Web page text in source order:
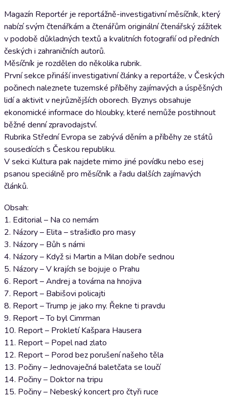
Magazín Reportér je reportážně-investigativní měsíčník, který
nabízí svým čtenářkám a čtenářům originální čtenářský zážitek
v podobě důkladných textů a kvalitních fotografií od předních
českých i zahraničních autorů.
Měsíčník je rozdělen do několika rubrik.
První sekce přináší investigativní články a reportáže, v Českých
počinech naleznete tuzemské příběhy zajímavých a úspěšných
lidí a aktivit v nejrůznějších oborech. Byznys obsahuje
ekonomické informace do hloubky, které nemůže postihnout
běžné denní zpravodajství.
Rubrika Střední Evropa se zabývá děním a příběhy ze států
sousedících s Českou republiku.
V sekci Kultura pak najdete mimo jiné povídku nebo esej
psanou speciálně pro měsíčník a řadu dalších zajímavých
článků.
Obsah:
1. Editorial – Na co nemám
2. Názory – Elita – strašidlo pro masy
3. Názory – Bůh s námi
4. Názory – Když si Martin a Milan dobře sednou
5. Názory – V krajích se bojuje o Prahu
6. Report – Andrej a továrna na hnojiva
7. Report – Babišovi policajti
8. Report – Trump je jako my. Řekne ti pravdu
9. Report – To byl Cimrman
10. Report – Prokletí Kašpara Hausera
11. Report – Popel nad zlato
12. Report – Porod bez porušení našeho těla
13. Počiny – Jednovaječná baletčata se loučí
14. Počiny – Doktor na tripu
15. Počiny – Nebeský koncert pro čtyři ruce